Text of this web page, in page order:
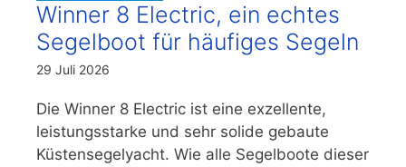
Winner 8 Electric, ein echtes
Segelboot für häufiges Segeln
29 Juli 2026
Die Winner 8 Electric ist eine exzellente,
leistungsstarke und sehr solide gebaute
Küstensegelyacht. Wie alle Segelboote dieser